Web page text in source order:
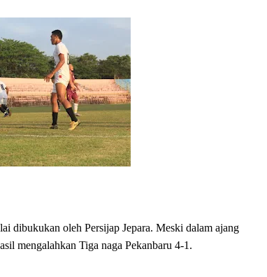
dibukukan oleh Persijap Jepara. Meski dalam ajang
mengalahkan Tiga naga Pekanbaru 4-1.